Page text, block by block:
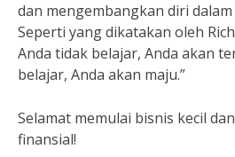
dan mengembangkan diri
Seperti yang dikatakan oleh
Anda tidak belajar, Anda akan
belajar, Anda akan maju.”
Selamat memulai bisnis kecil
finansial!